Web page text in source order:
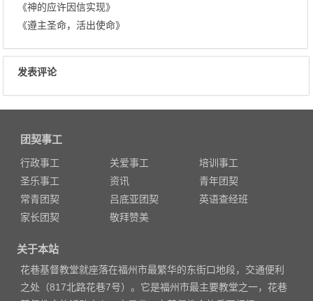
《神的应许因信实现》
《遵主圣命，活出使命》
发表评论
团契事工
行政事工 关爱事工
培训事工
圣乐事工
资讯
青年团契
常青团契
吕底亚团契
英语查经班
家长团契
敬拜赞美
关于本站
花巷基督教堂就座落在福州市最繁华的东街口地段，交通便利
之处（817北路花巷7号）。它是福州市最主要教堂之一，花巷